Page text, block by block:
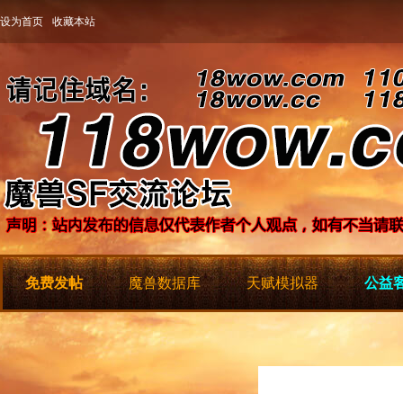
设为首页 收藏本站
免费发帖 魔兽数据库 天赋模拟器 公益